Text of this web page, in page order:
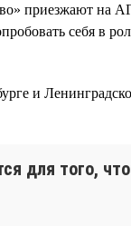
приезжают на
себя в
и
для того,